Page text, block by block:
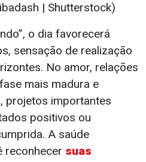
| Shutterstock)
o dia favorecerá
sensação de realização
No amor, relações
mais madura e
projetos importantes
positivos ou
A saúde
reconhecer suas